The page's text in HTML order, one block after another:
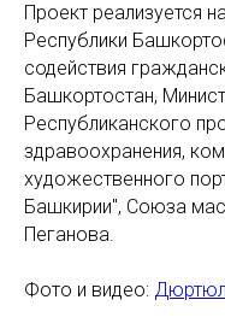
Проект реализуется
Республики
содействия
Башкортостан,
Республиканского
здравоохранения,
художественного
Башкирии", Союза
Пеганова.
Фото и видео: